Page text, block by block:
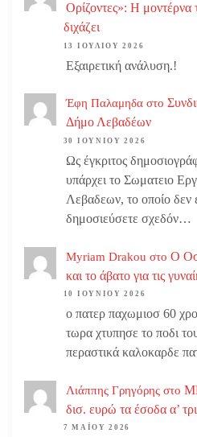
Ορίζοντες»: Η μοντέρνα
διχάζει
13 ΙΟΥΛΊΟΥ 2026
Εξαιρετική ανάλυση.!
Έφη Παλαμηδα στο
Δήμο Λεβαδέων
30 ΙΟΥΝΊΟΥ 2026
Ως έγκριτος
υπάρχει το Σωματειο
Λεβαδεων, το οποίο δεν
δημοσιεύσετε σχεδόν…
Myriam Drakou στο Ο
και το άβατο για τις
10 ΙΟΥΝΊΟΥ 2026
ο πατερ παχωμιοσ 60
τωρα χτυπησε το ποδι
περαστικά καλοκαρδε
Λιάππης Γρηγόρης στο
δισ. ευρώ τα έσοδα α’
7 ΜΑΪ́ΟΥ 2026